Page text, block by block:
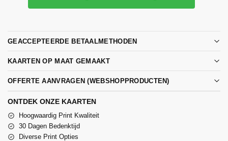
GEACCEPTEERDE BETAALMETHODEN
KAARTEN OP MAAT GEMAAKT
OFFERTE AANVRAGEN (WEBSHOPPRODUCTEN)
ONTDEK ONZE KAARTEN
Hoogwaardig Print Kwaliteit
30 Dagen Bedenktijd
Diverse Print Opties